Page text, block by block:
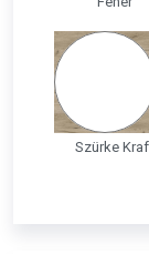
Szürke